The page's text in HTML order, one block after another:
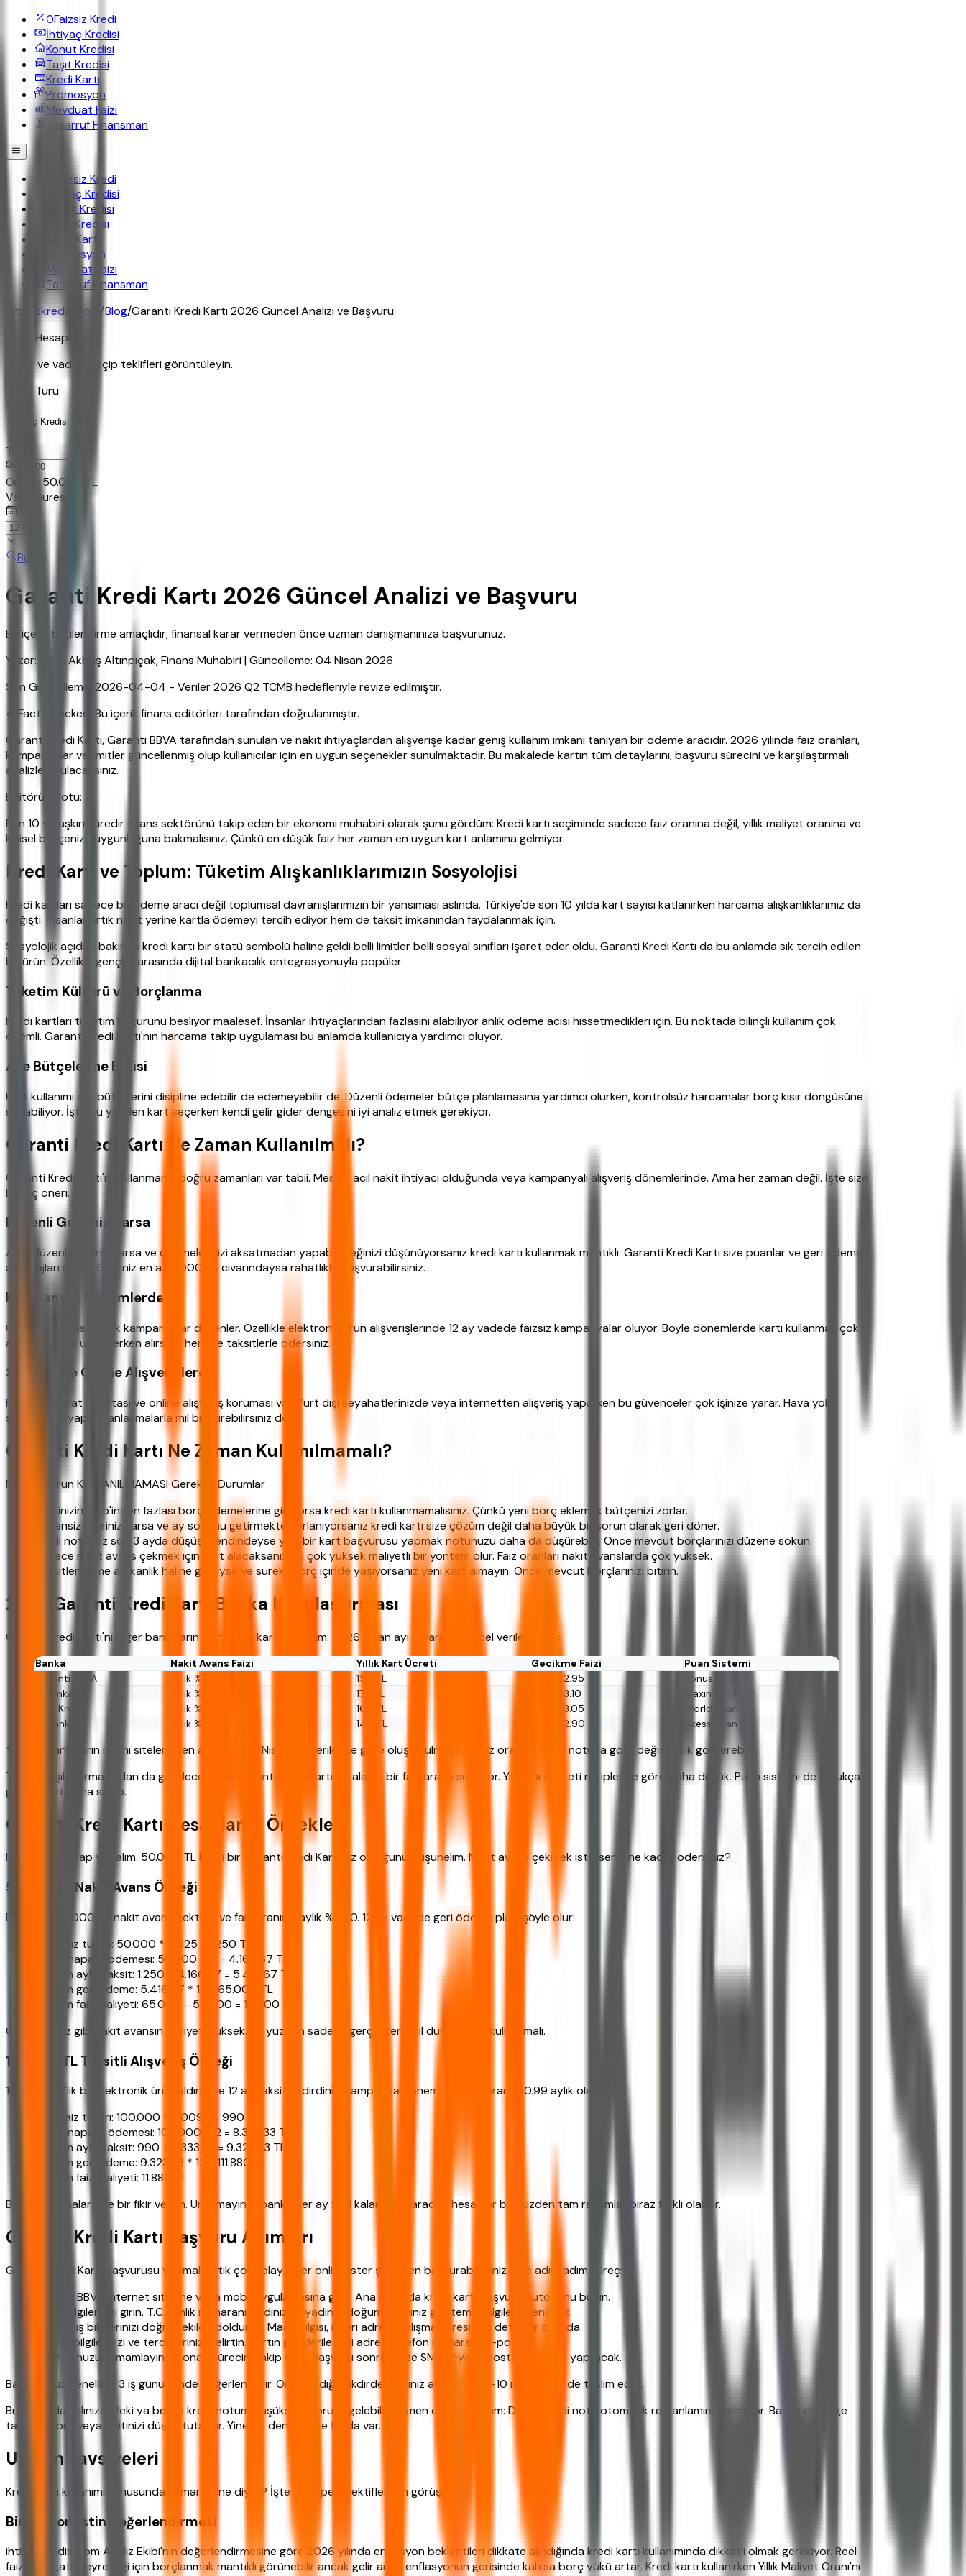
0Faizsiz Kredi
İhtiyaç Kredisi
Konut Kredisi
Taşıt Kredisi
Kredi Kartı
Promosyon
Mevduat Faizi
Tasarruf Finansman
Faizsiz Kredi
İhtiyaç Kredisi
Konut Kredisi
Taşıt Kredisi
Kredi Kartı
Promosyon
Mevduat Faizi
Tasarruf Finansman
ihtiyackredisi.com /Blog/Garanti Kredi Kartı 2026 Güncel Analizi ve Başvuru
Kredi Hesaplama
Tutar ve vadeyi seçip teklifleri görüntüleyin.
Kredi Turu
Tutar
Ornek: 50.000
TL
Vade Süresi
Bul
Garanti Kredi Kartı 2026 Güncel Analizi ve Başvuru
Bu içerik bilgilendirme amaçlıdır, finansal karar vermeden önce uzman danışmanınıza başvurunuz.
Yazar: Hava Akbaş Altınpıçak, Finans Muhabiri | Güncelleme: 04 Nisan 2026
Son Güncelleme: 2026-04-04 - Veriler 2026 Q2 TCMB hedefleriyle revize edilmiştir.
✔ Fact Checked: Bu içerik finans editörleri tarafından doğrulanmıştır.
Garanti Kredi Kartı, Garanti BBVA tarafından sunulan ve nakit ihtiyaçlardan alışverişe kadar geniş kullanım imkanı tanıyan bir ödeme aracıdır. 2026 yılında faiz oranları,
kampanyalar ve limitler güncellenmiş olup kullanıcılar için en uygun seçenekler sunulmaktadır. Bu makalede kartın tüm detaylarını, başvuru sürecini ve karşılaştırmalı
analizleri bulacaksınız.
Editörün Notu:
Ben 10 yılı aşkın süredir finans sektörünü takip eden bir ekonomi muhabiri olarak şunu gördüm: Kredi kartı seçiminde sadece faiz oranına değil, yıllık maliyet oranına ve
kişisel bütçenize uygunluğuna bakmalısınız. Çünkü en düşük faiz her zaman en uygun kart anlamına gelmiyor.
Kredi Kartı ve Toplum: Tüketim Alışkanlıklarımızın Sosyolojisi
Kredi kartları sadece bir ödeme aracı değil toplumsal davranışlarımızın bir yansıması aslında. Türkiye'de son 10 yılda kart sayısı katlanırken harcama alışkanlıklarımız da
değişti. İnsanlar artık nakit yerine kartla ödemeyi tercih ediyor hem de taksit imkanından faydalanmak için.
Sosyolojik açıdan bakınca kredi kartı bir statü sembolü haline geldi belli limitler belli sosyal sınıfları işaret eder oldu. Garanti Kredi Kartı da bu anlamda sık tercih edilen
bir ürün. Özellikle gençler arasında dijital bankacılık entegrasyonuyla popüler.
Tüketim Kültürü ve Borçlanma
Kredi kartları tüketim kültürünü besliyor maalesef. İnsanlar ihtiyaçlarından fazlasını alabiliyor anlık ödeme acısı hissetmedikleri için. Bu noktada bilinçli kullanım çok
önemli. Garanti Kredi Kartı'nın harcama takip uygulaması bu anlamda kullanıcıya yardımcı oluyor.
Aile Bütçelerine Etkisi
Kart kullanımı aile bütçelerini disipline edebilir de edemeyebilir de. Düzenli ödemeler bütçe planlamasına yardımcı olurken, kontrolsüz harcamalar borç kısır döngüsüne
sokabiliyor. İşte bu yüzden kart seçerken kendi gelir gider dengesini iyi analiz etmek gerekiyor.
Garanti Kredi Kartı Ne Zaman Kullanılmalı?
Garanti Kredi Kartı'nı kullanmanın doğru zamanları var tabii. Mesela acil nakit ihtiyacı olduğunda veya kampanyalı alışveriş dönemlerinde. Ama her zaman değil. İşte size
birkaç öneri.
Düzenli Geliriniz Varsa
Aylık düzenli geliriniz varsa ve ödemelerinizi aksatmadan yapabileceğinizi düşünüyorsanız kredi kartı kullanmak mantıklı. Garanti Kredi Kartı size puanlar ve geri ödeme
avantajları sunar. Geliriniz en az 5.000 TL civarındaysa rahatlıkla başvurabilirsiniz.
Kampanyalı Dönemlerde
Garanti Bankası sık sık kampanyalar düzenler. Özellikle elektronik ürün alışverişlerinde 12 ay vadede faizsiz kampanyalar oluyor. Böyle dönemlerde kartı kullanmak çok
avantajlı. Hem ürünü erken alırsınız hem de taksitlerle ödersiniz.
Seyahat ve Online Alışverişlerde
Kartın seyahat sigortası ve online alışveriş koruması var. Yurt dışı seyahatlerinizde veya internetten alışveriş yaparken bu güvenceler çok işinize yarar. Hava yolu
şirketleriyle yapılan anlaşmalarla mil biriktirebilirsiniz de.
Garanti Kredi Kartı Ne Zaman Kullanılmamalı?
Finansal ürün KULLANILMAMASI Gereken Durumlar
Gelirinizin %35'inden fazlası borç ödemelerine gidiyorsa kredi kartı kullanmamalısınız. Çünkü yeni borç eklemek bütçenizi zorlar.
Düzensiz geliriniz varsa ve ay sonunu getirmekte zorlanıyorsanız kredi kartı size çözüm değil daha büyük bir sorun olarak geri döner.
Kredi notunuz son 3 ayda düşüş trendindeyse yeni bir kart başvurusu yapmak notunuzu daha da düşürebilir. Önce mevcut borçlarınızı düzene sokun.
Sadece nakit avans çekmek için kart alacaksanız bu çok yüksek maliyetli bir yöntem olur. Faiz oranları nakit avanslarda çok yüksek.
Taksitlendirme alışkanlık haline geldiyse ve sürekli borç içinde yaşıyorsanız yeni kart almayın. Önce mevcut borçlarınızı bitirin.
2026 Garanti Kredi Kartı Banka Karşılaştırması
Garanti Kredi Kartı'nı diğer bankaların kartlarıyla karşılaştıralım. 2026 Nisan ayı itibariyle güncel veriler şöyle:
Banka Nakit Avans Faizi Yıllık Kart Ücreti Gecikme Faizi
Puan Sistemi
Garanti BBVA
Aylık %2.15 - 2.85 150 TL Aylık %2.95
Bonus Puan
İş Bankası
Aylık %2.20 - 3.00 175 TL Aylık %3.10
Maximum Puan
Yapı Kredi
Aylık %2.25 - 2.90 160 TL Aylık %3.05
World Puan
Akbank
Aylık %2.10 - 2.80 140 TL Aylık %2.90 Axess Puan
*Tablo, bankaların resmi sitelerinden alınan 2026 Nisan ayı verilerine göre oluşturulmuştur. Faiz oranları kredi notuna göre değişkenlik gösterebilir.
Tablo karşılaştırmasından da görüleceği gibi Garanti Kredi Kartı ortalama bir faiz aralığı sunuyor. Yıllık kart ücreti rakiplerine göre daha düşük. Puan sistemi de oldukça
geniş işyeri ağına sahip.
Garanti Kredi Kartı Hesaplama Örnekleri
Hadi biraz hesap yapalım. 50.000 TL limitli bir Garanti Kredi Kartı'nız olduğunu düşünelim. Nakit avans çekmek isterseniz ne kadar ödersiniz?
50.000 TL Nakit Avans Örneği
Diyelim ki 50.000 TL nakit avans çektiniz ve faiz oranınız aylık %2.50. 12 ay vadede geri ödeme planı şöyle olur:
Aylık faiz tutarı: 50.000 * 0.025 = 1.250 TL
Aylık anapara ödemesi: 50.000 / 12 = 4.166,67 TL
Toplam aylık taksit: 1.250 + 4.166,67 = 5.416,67 TL
Toplam geri ödeme: 5.416,67 * 12 = 65.000 TL
Toplam faiz maliyeti: 65.000 - 50.000 = 15.000 TL
Gördüğünüz gibi nakit avansın maliyeti yüksek. Bu yüzden sadece gerçekten acil durumlarda kullanılmalı.
100.000 TL Taksitli Alışveriş Örneği
100.000 TL'lik bir elektronik ürün aldınız ve 12 ay taksitlendirdiniz. Kampanya döneminde faiz oranı %0.99 aylık olsun.
Aylık faiz tutarı: 100.000 * 0.0099 = 990 TL
Aylık anapara ödemesi: 100.000 / 12 = 8.333,33 TL
Toplam aylık taksit: 990 + 8.333,33 = 9.323,33 TL
Toplam geri ödeme: 9.323,33 * 12 = 111.880 TL
Toplam faiz maliyeti: 11.880 TL
Bu hesaplamalar size bir fikir versin. Unutmayın ki banka her ay faizi kalan anaparadan hesaplar bu yüzden tam rakamlar biraz farklı olabilir.
Garanti Kredi Kartı Başvuru Adımları
Garanti Kredi Kartı başvurusu yapmak artık çok kolay. İster online ister şubeden başvurabilirsiniz. İşte adım adım süreç:
Garanti BBVA internet sitesine veya mobil uygulamasına girin. Ana sayfada kredi kartı başvuru butonunu bulun.
Kimlik bilgilerinizi girin. T.C. kimlik numaranız, adınız, soyadınız, doğum tarihiniz gibi temel bilgiler istenecek.
Gelir ve iş bilgilerinizi doğru şekilde doldurun. Maaş bilgisi, işyeri adresi, çalışma süresi gibi detaylar burada.
İletişim bilgilerinizi ve tercihlerinizi belirtin. Kartın gönderileceği adres, telefon numarası, e-posta.
Başvurunuzu tamamlayın ve onay sürecini takip edin. Başvuru sonrası size SMS veya e-posta ile dönüş yapılacak.
Başvurunuz genellikle 3 iş günü içinde değerlendirilir. Onaylandığı takdirde kartınız adresinize 7-10 iş günü içinde teslim edilir.
Bu noktada aklınıza "Peki ya benim kredi notum düşükse?" sorusu gelebilir. Hemen cevaplayayım: Düşük kredi notu otomatik red anlamına gelmiyor. Banka ek belge
talep edebilir veya limitinizi düşük tutabilir. Yine de denemekte fayda var.
Uzman Tavsiyeleri
Kredi kartı kullanımı konusunda uzmanlar ne diyor? İşte farklı perspektiflerden görüşler:
Bir Ekonomistin Değerlendirmesi
ihtiyackredisi.com Analiz Ekibi'nin değerlendirmesine göre 2026 yılında enflasyon beklentileri dikkate alındığında kredi kartı kullanımında dikkatli olmak gerekiyor. Reel
faizler negatif seyrettiği için borçlanmak mantıklı görünebilir ancak gelir artışı enflasyonun gerisinde kalırsa borç yükü artar. Kredi kartı kullanırken Yıllık Maliyet Oranı'nı